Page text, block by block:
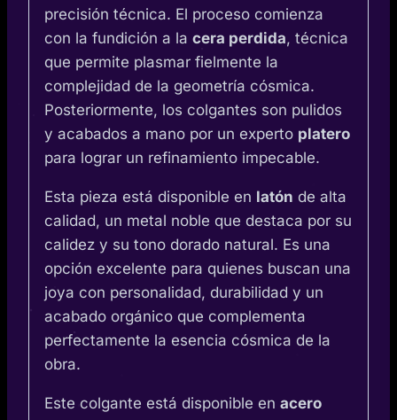
precisión técnica. El proceso comienza
con la fundición a la cera perdida, técnica
que permite plasmar fielmente la
complejidad de la geometría cósmica.
Posteriormente, los colgantes son pulidos
y acabados a mano por un experto platero
para lograr un refinamiento impecable.
Esta pieza está disponible en latón de alta
calidad, un metal noble que destaca por su
calidez y su tono dorado natural. Es una
opción excelente para quienes buscan una
joya con personalidad, durabilidad y un
acabado orgánico que complementa
perfectamente la esencia cósmica de la
obra.
Este colgante está disponible en acero